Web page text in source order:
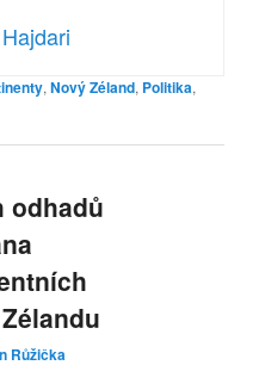
,Nový Zéland, Politika,
odhadů
Růžička